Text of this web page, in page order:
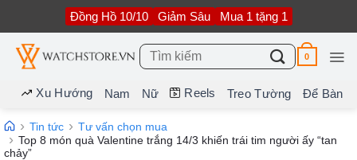
nội
dung
Đồng Hồ 10/10 Giảm Sâu Mua 1 tặng 1
Tìm
kiếm:
0
Xu Hướng Nam Nữ Reels Treo Tường Để Bàn
Tin tức
Tư vấn chọn mua
Top 8 món quà Valentine trắng 14/3 khiến trái tim người ấy “tan
chảy”